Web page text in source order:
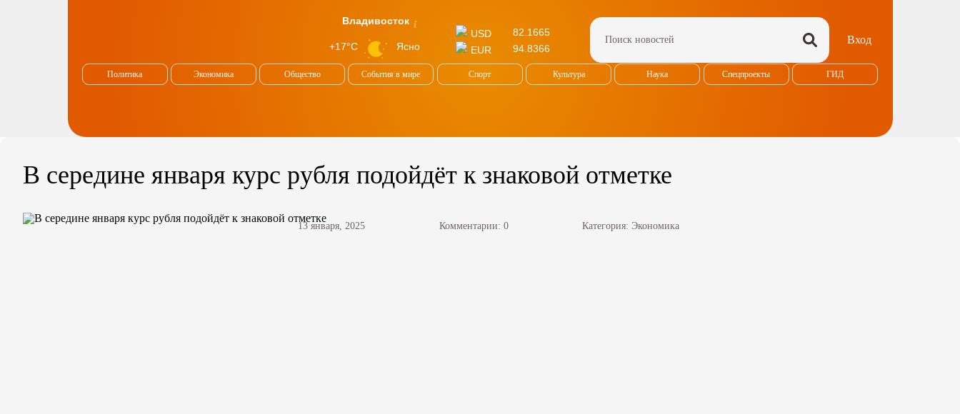
Владивосток
+17°C Ясно
USD
82.1665
EUR
94.8366
Вход
Политика Экономика Общество События в мире Спорт Культура Наука Спецпроекты ГИД
В середине января курс рубля подойдёт к знаковой отметке
13 января, 2025 Комментарии: 0 Категория: Экономика